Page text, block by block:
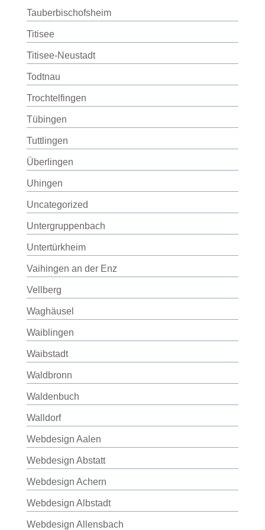
Tauberbischofsheim
Titisee
Titisee-Neustadt
Todtnau
Trochtelfingen
Tübingen
Tuttlingen
Überlingen
Uhingen
Uncategorized
Untergruppenbach
Untertürkheim
Vaihingen an der Enz
Vellberg
Waghäusel
Waiblingen
Waibstadt
Waldbronn
Waldenbuch
Walldorf
Webdesign Aalen
Webdesign Abstatt
Webdesign Achern
Webdesign Albstadt
Webdesign Allensbach